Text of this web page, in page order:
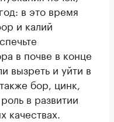
в это время
и калий
в почве в конце
вызреть и уйти в
бор, цинк,
в развитии
качествах.